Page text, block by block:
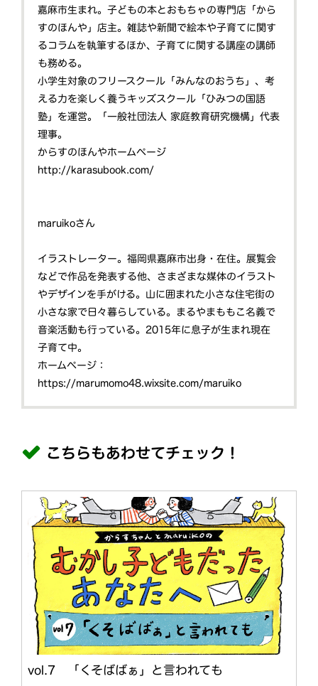
嘉麻市生まれ。子どもの本とおもちゃの専門店「から
すのほんや」店主。雑誌や新聞で絵本や子育てに関す
るコラムを執筆するほか、子育てに関する講座の講師
も務める。
小学生対象のフリースクール「みんなのおうち」、考
える力を楽しく養うキッズスクール「ひみつの国語
塾」を運営。「一般社団法人 家庭教育研究機構」代表
理事。
からすのほんやホームページ
http://karasubook.com/
maruikoさん
イラストレーター。福岡県嘉麻市出身・在住。展覧会
などで作品を発表する他、さまざまな媒体のイラスト
やデザインを手がける。山に囲まれた小さな住宅街の
小さな家で日々暮らしている。まるやまももこ名義で
音楽活動も行っている。2015年に息子が生まれ現在
子育て中。
ホームページ：
https://marumomo48.wixsite.com/maruiko
こちらもあわせてチェック！
vol.7 「くそばばぁ」と言われても